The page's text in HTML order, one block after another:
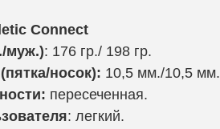
Connect
муж.): 176 гр./ 198 гр.
носок): 10,5 мм./10,5 мм.
пересеченная.
: легкий.